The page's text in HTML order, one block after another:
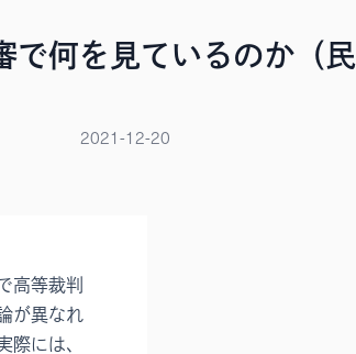
で何を見ているのか（民
2021-12-20
高等裁判
が異なれ
際には、